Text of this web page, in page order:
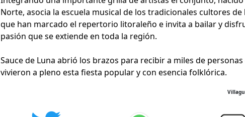
Norte, asocia la escuela musical de los tradicionales cultores de
que han marcado el repertorio litoraleño e invita a bailar y
pasión que se extiende en toda la región.
Sauce de Luna abrió los brazos para recibir a miles de
vivieron a pleno esta fiesta popular y con esencia folklórica.